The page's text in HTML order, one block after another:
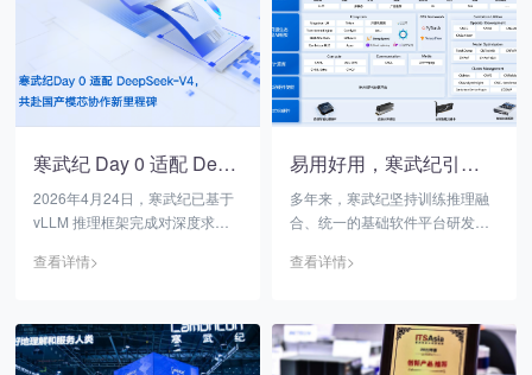
寒武纪 Day 0 适配 DeepSeek-V4，共赴国产模芯协作新里程碑
2026年4月24日，寒武纪已基于
vLLM 推理框架完成对深度求索
DeepSeek-V4-flash 和1.6T
查看详情>
易用好用，寒武纪引领AI芯片软件新生态
多年来，寒武纪坚持训练推理融
合、统一的基础软件平台研发策
能软件平台的完整体系，实现了
致的并行性能与能效比，软件则
通过编译优化、调度策略与模型
查看详情>